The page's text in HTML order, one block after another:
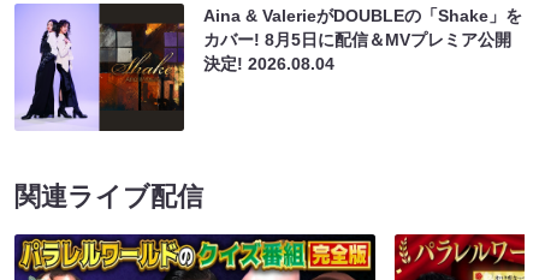
Aina & ValerieがDOUBLEの「Shake」を
カバー! 8月5日に配信＆MVプレミア公開
決定!2026.08.04
関連ライブ配信